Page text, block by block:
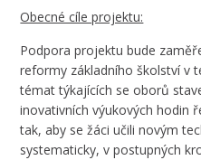
Obecné cíle projektu:
Podpora projektu bude
reformy základního školství v
témat týkajících se oborů
inovativních výukových hodin
tak, aby se žáci učili novým
systematicky, v postupných